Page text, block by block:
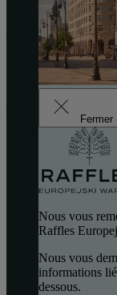
Fermer
Nous vous
Raffles
Nous vous
informations
dessous.